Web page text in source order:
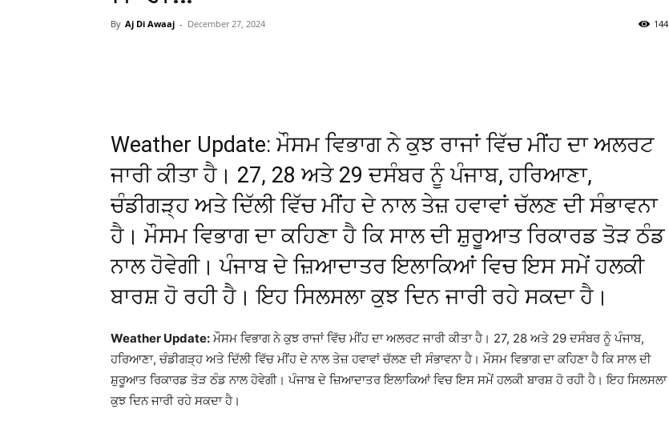
By Aj Di Awaaj - December 27, 2024 144
Weather Update: ਮੌਸਮ ਵਿਭਾਗ ਨੇ ਕੁਝ ਰਾਜਾਂ ਵਿੱਚ ਮੀਂਹ ਦਾ ਅਲਰਟ
ਜਾਰੀ ਕੀਤਾ ਹੈ। 27, 28 ਅਤੇ 29 ਦਸੰਬਰ ਨੂੰ ਪੰਜਾਬ, ਹਰਿਆਣਾ,
ਚੰਡੀਗੜ੍ਹ ਅਤੇ ਦਿੱਲੀ ਵਿੱਚ ਮੀਂਹ ਦੇ ਨਾਲ ਤੇਜ਼ ਹਵਾਵਾਂ ਚੱਲਣ ਦੀ ਸੰਭਾਵਨਾ
ਹੈ। ਮੌਸਮ ਵਿਭਾਗ ਦਾ ਕਹਿਣਾ ਹੈ ਕਿ ਸਾਲ ਦੀ ਸ਼ੁਰੂਆਤ ਰਿਕਾਰਡ ਤੋੜ ਠੰਡ
ਨਾਲ ਹੋਵੇਗੀ। ਪੰਜਾਬ ਦੇ ਜ਼ਿਆਦਾਤਰ ਇਲਾਕਿਆਂ ਵਿਚ ਇਸ ਸਮੇਂ ਹਲਕੀ
ਬਾਰਸ਼ ਹੋ ਰਹੀ ਹੈ। ਇਹ ਸਿਲਸਲਾ ਕੁਝ ਦਿਨ ਜਾਰੀ ਰਹੇ ਸਕਦਾ ਹੈ।
Weather Update: ਮੌਸਮ ਵਿਭਾਗ ਨੇ ਕੁਝ ਰਾਜਾਂ ਵਿੱਚ ਮੀਂਹ ਦਾ ਅਲਰਟ ਜਾਰੀ ਕੀਤਾ ਹੈ। 27, 28 ਅਤੇ 29 ਦਸੰਬਰ ਨੂੰ ਪੰਜਾਬ,
ਹਰਿਆਣਾ, ਚੰਡੀਗੜ੍ਹ ਅਤੇ ਦਿੱਲੀ ਵਿੱਚ ਮੀਂਹ ਦੇ ਨਾਲ ਤੇਜ਼ ਹਵਾਵਾਂ ਚੱਲਣ ਦੀ ਸੰਭਾਵਨਾ ਹੈ। ਮੌਸਮ ਵਿਭਾਗ ਦਾ ਕਹਿਣਾ ਹੈ ਕਿ ਸਾਲ ਦੀ
ਸ਼ੁਰੂਆਤ ਰਿਕਾਰਡ ਤੋੜ ਠੰਡ ਨਾਲ ਹੋਵੇਗੀ। ਪੰਜਾਬ ਦੇ ਜ਼ਿਆਦਾਤਰ ਇਲਾਕਿਆਂ ਵਿਚ ਇਸ ਸਮੇਂ ਹਲਕੀ ਬਾਰਸ਼ ਹੋ ਰਹੀ ਹੈ। ਇਹ ਸਿਲਸਲਾ
ਕੁਝ ਦਿਨ ਜਾਰੀ ਰਹੇ ਸਕਦਾ ਹੈ।